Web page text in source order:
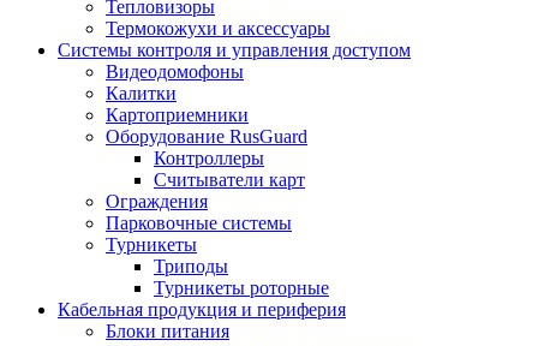
Тепловизоры
Термокожухи и аксессуары
Системы контроля и управления доступом
Видеодомофоны
Калитки
Картоприемники
Оборудование RusGuard
Контроллеры
Считыватели карт
Ограждения
Парковочные системы
Турникеты
Триподы
Турникеты роторные
Кабельная продукция и периферия
Блоки питания